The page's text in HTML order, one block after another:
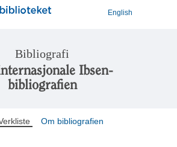
English
Bibliografi
Ibsen-
bibliografien
Om bibliografien